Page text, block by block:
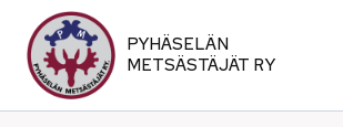
sisältöön
PYHÄSELÄN
METSÄSTÄJÄT RY